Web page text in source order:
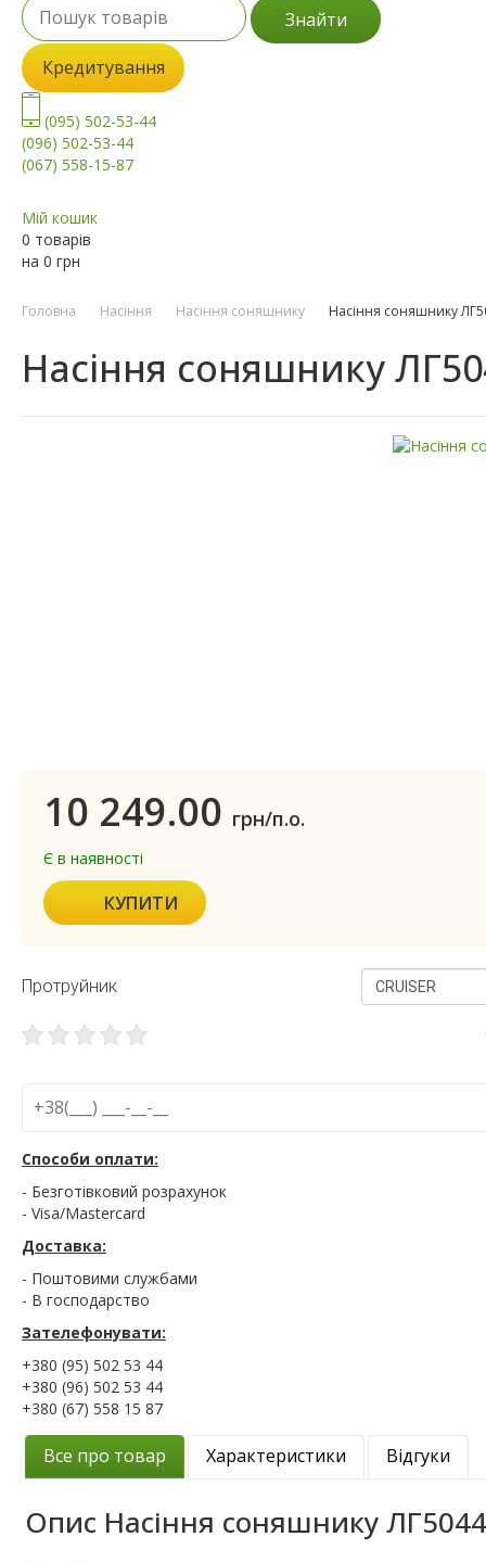
Знайти
Кредитування
(095) 502-53-44
(096) 502-53-44
(067) 558-15-87
Мій кошик
0 товарів
на 0 грн
Головна Насіння Насіння соняшнику Насіння соняшнику
Насіння соняшнику
10 249.00 грн/п.о.
Є в наявності
КУПИТИ
Протруйник CRUISER
Способи оплати:
- Безготівковий розрахунок
- Visa/Mastercard
Доставка:
- Поштовими службами
- В господарство
Зателефонувати:
+380 (95) 502 53 44
+380 (96) 502 53 44
+380 (67) 558 15 87
Все про товар Характеристики Відгуки
Опис Насіння соняшнику